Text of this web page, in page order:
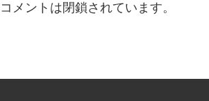
コメントは閉鎖されています。